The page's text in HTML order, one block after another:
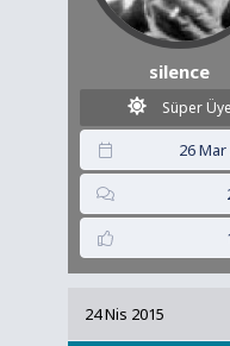
silence
Süper Üye
26
24 Nis 2015